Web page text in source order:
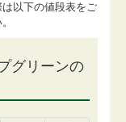
以下の値段表をご